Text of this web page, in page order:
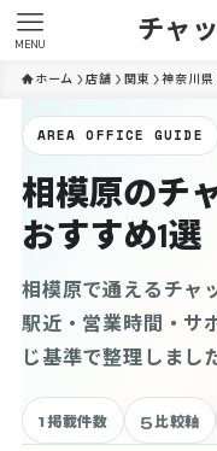
チャ
MENU
ホーム 店舗 関東 神奈川県
AREA OFFICE GUIDE
相模原のチ
おすすめ1選
相模原で通えるチャ
駅近・営業時間・サ
じ基準で整理しまし
1掲載件数 5比較軸